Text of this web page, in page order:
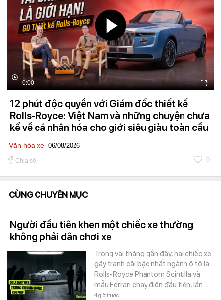
0:00
12 phút độc quyền với Giám đốc thiết kế
Rolls-Royce: Việt Nam và những chuyện chưa
kể về cá nhân hóa cho giới siêu giàu toàn cầu
Văn hóa xe -06/08/2026
Chia sẻ 0
CÙNG CHUYÊN MỤC
Người đầu tiên khen một chiếc xe thường
không phải dân chơi xe
Trong vài tháng gần đây, hai chiếc xe
gây tranh cãi bậc nhất ngành ô tô là
Rolls-Royce Phantom Scintilla và
mẫu Ferrari chạy điện đầu tiên, lần…
4 giờ trước